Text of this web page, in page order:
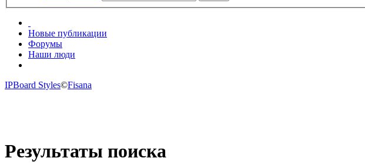
Новые публикации
Форумы
Наши люди
IPBoard Styles©Fisana
Результаты поиска